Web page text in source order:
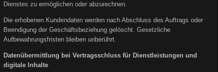
Dienstes zu ermöglichen oder abzurechnen.
Die erhobenen Kundendaten werden nach Abschluss des Auftrags oder
Beendigung der Geschäftsbeziehung gelöscht. Gesetzliche
Aufbewahrungsfristen bleiben unberührt.
Datenübermittlung bei Vertragsschluss für Dienstleistungen und
digitale Inhalte